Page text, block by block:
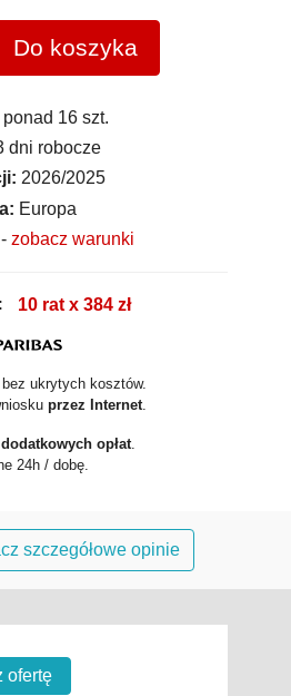
Do koszyka
ponad 16 szt.
dni robocze
2026/2025
Europa
zobacz warunki
10 rat x 384 zł
ukrytych kosztów.
przez Internet
opłat
24h / dobę.
szczegółowe opinie
ofertę